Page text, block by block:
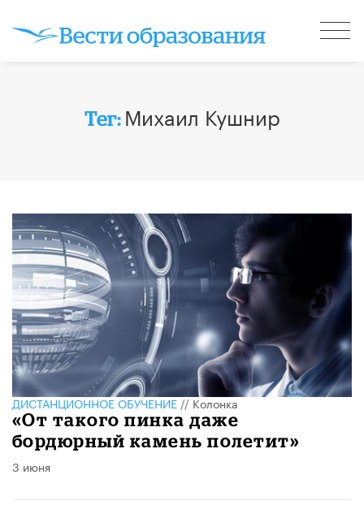
Тег: Михаил Кушнир
ДИСТАНЦИОННОЕ ОБУЧЕНИЕ//Колонка
«От такого пинка даже
бордюрный камень полетит»
3 июня